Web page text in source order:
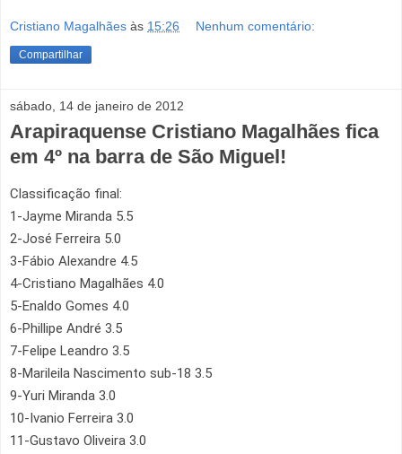
Cristiano Magalhães às 15:26 Nenhum comentário:
Compartilhar
sábado, 14 de janeiro de 2012
Arapiraquense Cristiano Magalhães fica
em 4º na barra de São Miguel!
Classificação final:
1-Jayme Miranda 5.5
2-José Ferreira 5.0
3-Fábio Alexandre 4.5
4-Cristiano Magalhães 4.0
5-Enaldo Gomes 4.0
6-Phillipe André 3.5
7-Felipe Leandro 3.5
8-Marileila Nascimento sub-18 3.5
9-Yuri Miranda 3.0
10-Ivanio Ferreira 3.0
11-Gustavo Oliveira 3.0